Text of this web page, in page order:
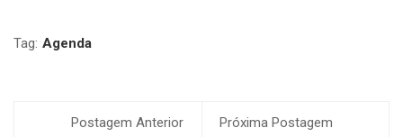
Tag: Agenda
Postagem Anterior Próxima Postagem